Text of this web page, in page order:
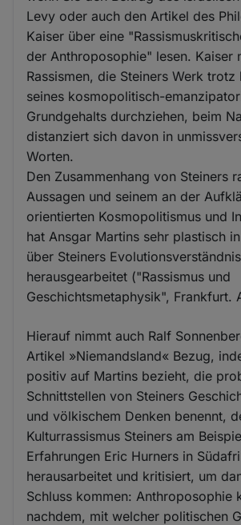
Levy oder auch den Artikel des
Kaiser über eine
der Anthroposophie" lesen. Kaiser
Rassismen, die Steiners Werk
seines kosmopolitisch-
Grundgehalts durchziehen, beim
distanziert sich davon in
Worten.
Den Zusammenhang von Steiners
Aussagen und seinem an der
orientierten Kosmopolitismus und
hat Ansgar Martins sehr plastisch
über Steiners Evolutionsverständnis
herausgearbeitet ("Rassismus und
Geschichtsmetaphysik", Frankfurt.
Hierauf nimmt auch Ralf
Artikel »Niemandsland« Bezug,
positiv auf Martins bezieht, die
Schnittstellen von Steiners
und völkischem Denken benennt,
Kulturrassismus Steiners am
Erfahrungen Eric Hurners in
herausarbeitet und kritisiert, um
Schluss kommen: Anthroposophie
nachdem, mit welcher politischen